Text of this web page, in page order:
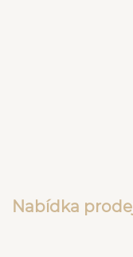
Nabídka